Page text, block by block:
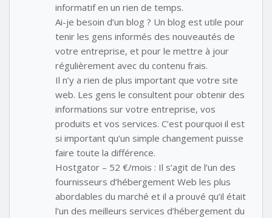
informatif en un rien de temps.
Ai-je besoin d’un blog ? Un blog est utile pour
tenir les gens informés des nouveautés de
votre entreprise, et pour le mettre à jour
régulièrement avec du contenu frais.
Il n’y a rien de plus important que votre site
web. Les gens le consultent pour obtenir des
informations sur votre entreprise, vos
produits et vos services. C’est pourquoi il est
si important qu’un simple changement puisse
faire toute la différence.
Hostgator – 52 €/mois : Il s’agit de l’un des
fournisseurs d’hébergement Web les plus
abordables du marché et il a prouvé qu’il était
l’un des meilleurs services d’hébergement du